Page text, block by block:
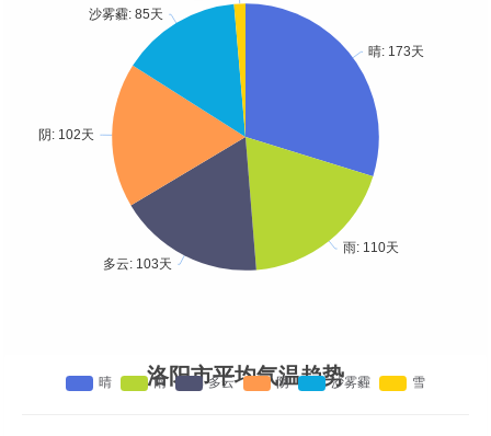
洛阳市平均气温趋势